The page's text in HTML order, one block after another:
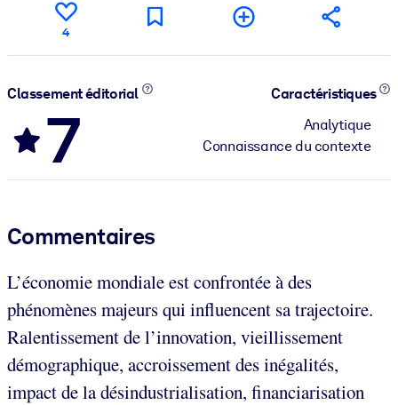
4
Classement éditorial
7
Caractéristiques
Analytique
Connaissance du contexte
Commentaires
L’économie mondiale est confrontée à des
phénomènes majeurs qui influencent sa trajectoire.
Ralentissement de l’innovation, vieillissement
démographique, accroissement des inégalités,
impact de la désindustrialisation, financiarisation